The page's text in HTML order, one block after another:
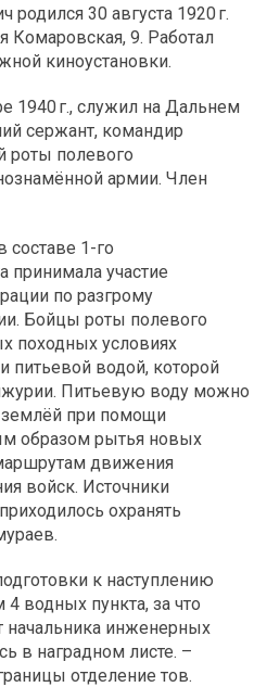
30 августа 1920 г.
Комаровская, 9. Работал
киноустановки.
1940 г., служил на Дальнем
сержант, командир
роты полевого
армии. Член
составе 1-го
принимала участие
по разгрому
Бойцы роты полевого
походных условиях
питьевой водой, которой
Питьевую воду можно
землёй при помощи
образом рытья новых
движения
войск. Источники
охранять
к наступлению
водных пункта, за что
начальника инженерных
в наградном листе. –
отделение тов.